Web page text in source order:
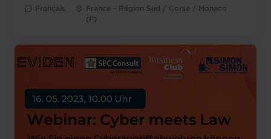
Français
France - Région Sud / Corse / Monaco
(F)